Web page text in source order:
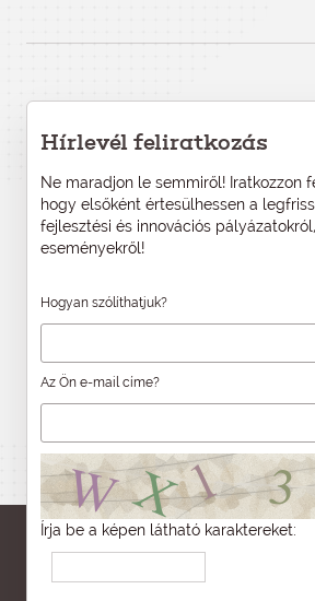
Hírlevél feliratkozás
Ne maradjon le semmiről! Iratkozzon
hogy elsőként értesülhessen a
fejlesztési és innovációs
eseményekről!
Hogyan szólíthatjuk?
Az Ön e-mail címe?
Írja be a képen látható karaktereket: